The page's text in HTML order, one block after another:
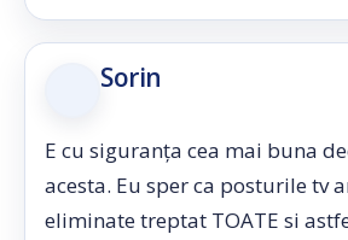
Sorin
E cu siguranța cea mai buna
acesta. Eu sper ca posturile tv
eliminate treptat TOATE si